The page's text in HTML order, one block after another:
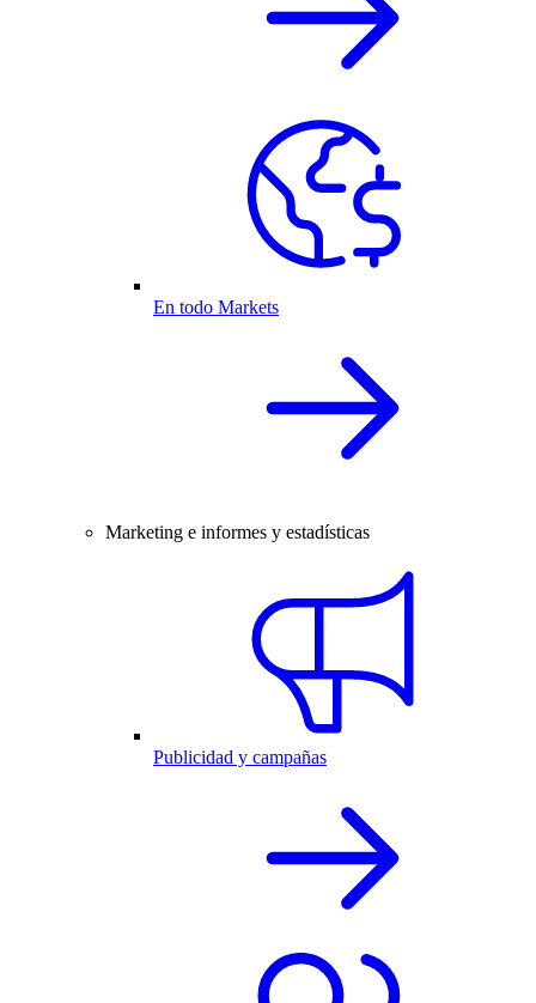
En todo Markets
Marketing e informes y estadísticas
Publicidad y campañas